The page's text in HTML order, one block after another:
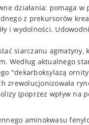
działania: pomaga
z prekursorów
i wydolności.
siarczanu
Według aktualnego
"dekarboksylazą
(poprzez wpływ na
aminokwasu